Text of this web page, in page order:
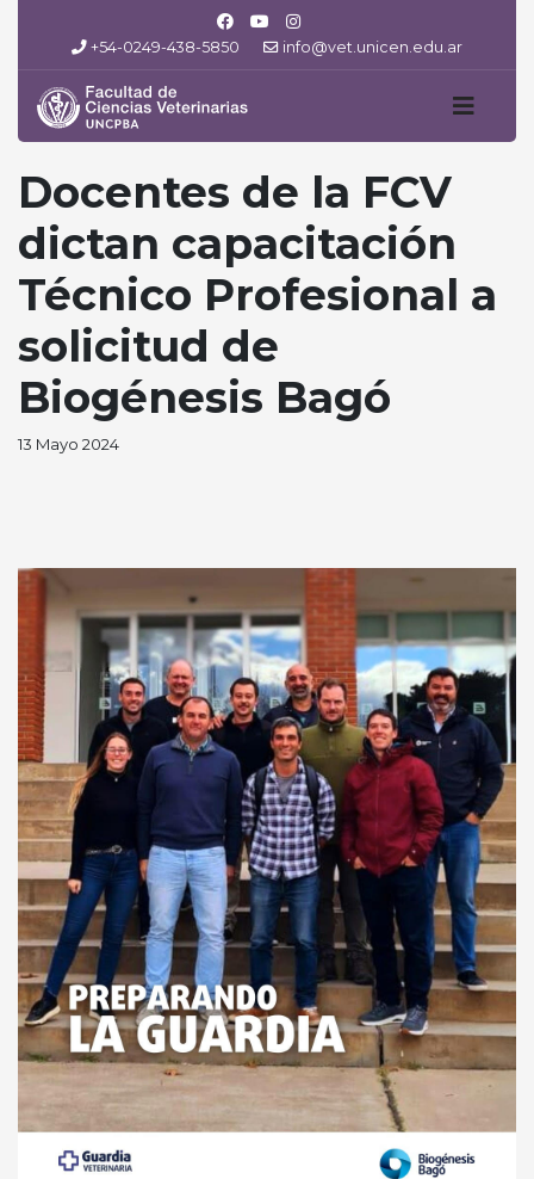
+54-0249-438-5850 info@vet.unicen.edu.ar
Docentes de la FCV
dictan capacitación
Técnico Profesional a
solicitud de
Biogénesis Bagó
13 Mayo 2024